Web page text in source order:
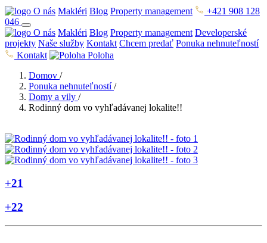
O nás Makléri Blog Property management
+421 908 128
046
O nás Makléri Blog Property management Developerské
projekty Naše služby Kontakt Chcem predať Ponuka nehnuteľností
Kontakt
Poloha
Domov /
Ponuka nehnuteľností /
Domy a vily /
Rodinný dom vo vyhľadávanej lokalite!!
+21
+22